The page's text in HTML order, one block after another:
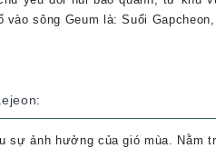
vào sông Geum là: Suối
sự ảnh hưởng của gió mùa.